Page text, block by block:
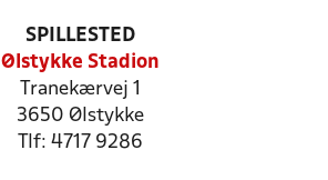
SPILLESTED
Ølstykke Stadion
Tranekærvej 1
3650 Ølstykke
Tlf: 4717 9286